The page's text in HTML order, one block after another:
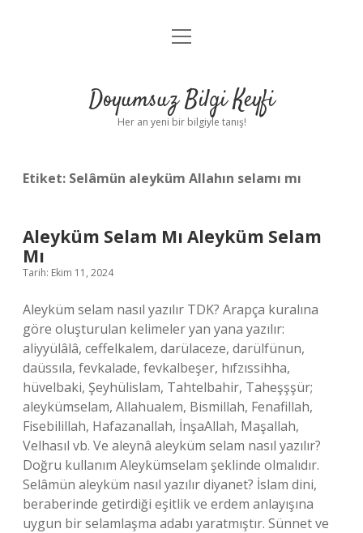
Anasayfa
Yasal Uyarı
menüyü
Doyumsuz Bilgi Keyfi
Her an yeni bir bilgiyle tanış!
Etiket: Selâmün aleyküm Allahın selamı mı
Aleyküm Selam Mı Aleyküm Selam
Mı
Tarih: Ekim 11, 2024
Aleyküm selam nasıl yazılır TDK? Arapça kuralına
göre oluşturulan kelimeler yan yana yazılır:
aliyyülâlâ, ceffelkalem, darülaceze, darülfünun,
daüssıla, fevkalade, fevkalbeşer, hıfzıssihha,
hüvelbaki, Şeyhülislam, Tahtelbahir, Taheşşşür;
aleykümselam, Allahualem, Bismillah, Fenafillah,
Fisebilillah, Hafazanallah, İnşaAllah, Maşallah,
Velhasıl vb. Ve aleynâ aleyküm selam nasıl yazılır?
Doğru kullanım Aleykümselam şeklinde olmalıdır.
Selâmün aleyküm nasıl yazılır diyanet? İslam dini,
beraberinde getirdiği eşitlik ve erdem anlayışına
uygun bir selamlaşma adabı yaratmıştır. Sünnet ve